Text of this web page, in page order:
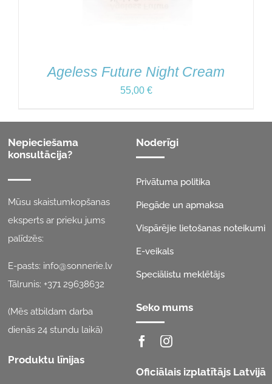
Ageless Future Night Cream
55,00 €
Nepieciešama
konsultācija?
Mūsu skaistumkopšanas
eksperts ar prieku jums
palīdzēs:
E-pasts: info@sonnerie.lv
Tālrunis:+371 29638632
(Mēs atbildam darba
dienās 24 stundu laikā)
Produktu līnijas
Noderīgi
Privātuma politika
Piegāde un apmaksa
Vispārējie lietošanas noteikumi
E-veikals
Speciālistu meklētājs
Seko mums
Oficiālais izplatītājs Latvijā